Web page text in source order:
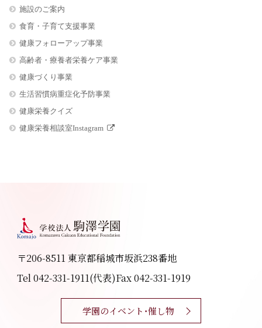
施設のご案内
食育・子育て支援事業
健康フォローアップ事業
高齢者・療養者栄養ケア事業
健康づくり事業
生活習慣病重症化予防事業
健康栄養クイズ
健康栄養相談室Instagram
〒206-8511 東京都稲城市坂浜238番地
Tel 042-331-1911(代表)Fax 042-331-1919
学園のイベント・催し物